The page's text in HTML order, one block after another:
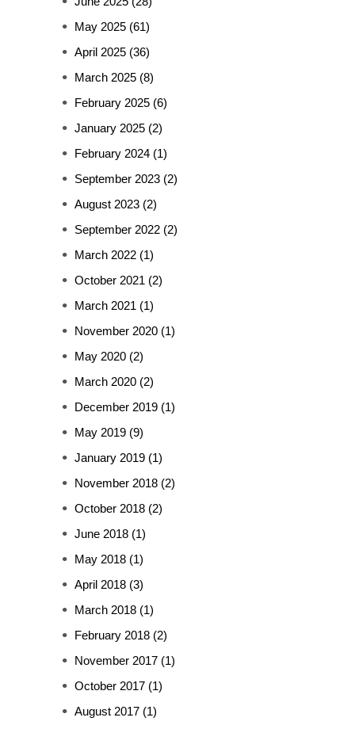
May 2025 (61)
April 2025 (36)
March 2025 (8)
February 2025 (6)
January 2025 (2)
February 2024 (1)
September 2023 (2)
August 2023 (2)
September 2022 (2)
March 2022 (1)
October 2021 (2)
March 2021 (1)
November 2020 (1)
May 2020 (2)
March 2020 (2)
December 2019 (1)
May 2019 (9)
January 2019 (1)
November 2018 (2)
October 2018 (2)
June 2018 (1)
May 2018 (1)
April 2018 (3)
March 2018 (1)
February 2018 (2)
November 2017 (1)
October 2017 (1)
August 2017 (1)